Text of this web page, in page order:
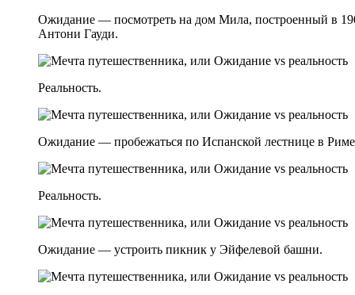
Ожидание — посмотреть на дом Мила, построенный в
Антони Гауди.
Реальность.
Ожидание — пробежаться по Испанской лестнице в
Реальность.
Ожидание — устроить пикник у Эйфелевой башни.